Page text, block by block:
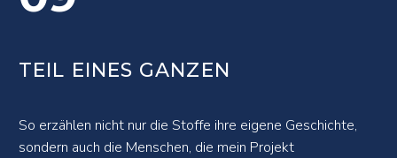
TEIL EINES GANZEN
So erzählen nicht nur die Stoffe ihre eigene Geschichte,
sondern auch die Menschen, die mein Projekt